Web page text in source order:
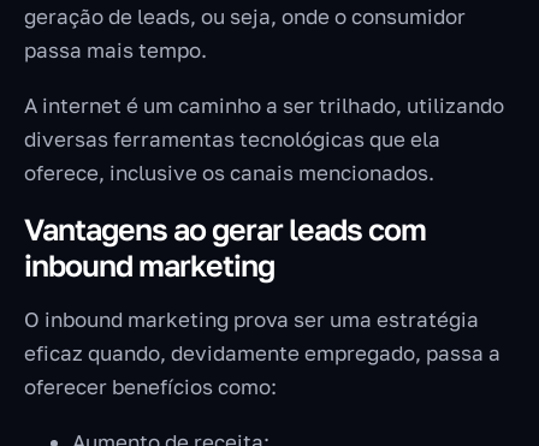
geração de leads, ou seja, onde o consumidor
passa mais tempo.
A internet é um caminho a ser trilhado, utilizando
diversas ferramentas tecnológicas que ela
oferece, inclusive os canais mencionados.
Vantagens ao gerar leads com
inbound marketing
O inbound marketing prova ser uma estratégia
eficaz quando, devidamente empregado, passa a
oferecer benefícios como: